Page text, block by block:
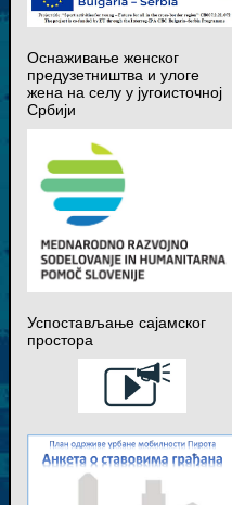
Оснаживање женског
предузетништва и улоге
жена на селу у југоисточној
Србији
Успостављање сајамског
простора